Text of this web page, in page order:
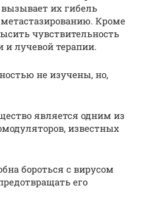
их гибель
Кроме
чувствительность
и лучевой терапии.
не изучены, но,
является одним из
известных
бороться с вирусом
его